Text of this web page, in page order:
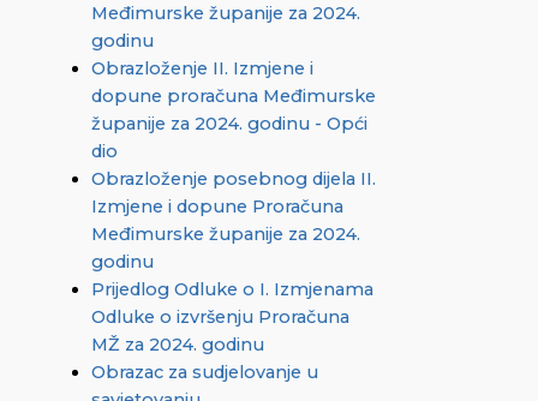
Međimurske županije za 2024.
godinu
Obrazloženje II. Izmjene i
dopune proračuna Međimurske
županije za 2024. godinu - Opći
dio
Obrazloženje posebnog dijela II.
Izmjene i dopune Proračuna
Međimurske županije za 2024.
godinu
Prijedlog Odluke o I. Izmjenama
Odluke o izvršenju Proračuna
MŽ za 2024. godinu
Obrazac za sudjelovanje u